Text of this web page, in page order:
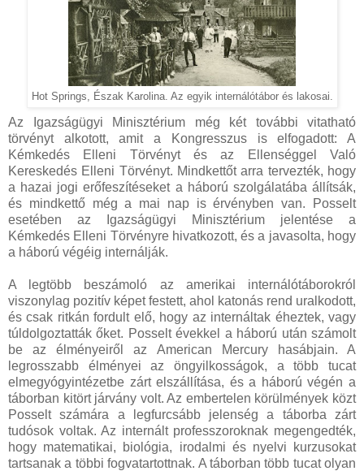
Hot Springs, Észak Karolina. Az egyik internálótábor és lakosai.
Az Igazságügyi Minisztérium még két további vitatható
törvényt alkotott, amit a Kongresszus is elfogadott: A
Kémkedés Elleni Törvényt és az Ellenséggel Való
Kereskedés Elleni Törvényt. Mindkettőt arra tervezték, hogy
a hazai jogi erőfeszítéseket a háború szolgálatába állítsák,
és mindkettő még a mai nap is érvényben van. Posselt
esetében az Igazságügyi Minisztérium jelentése a
Kémkedés Elleni Törvényre hivatkozott, és a javasolta, hogy
a háború végéig internálják.
A legtöbb beszámoló az amerikai internálótáborokról
viszonylag pozitív képet festett, ahol katonás rend uralkodott,
és csak ritkán fordult elő, hogy az internáltak éheztek, vagy
túldolgoztatták őket. Posselt évekkel a háború után számolt
be az élményeiről az American Mercury hasábjain. A
legrosszabb élményei az öngyilkosságok, a több tucat
elmegyógyintézetbe zárt elszállítása, és a háború végén a
táborban kitört járvány volt. Az embertelen körülmények közt
Posselt számára a legfurcsább jelenség a táborba zárt
tudósok voltak. Az internált professzoroknak megengedték,
hogy matematikai, biológia, irodalmi és nyelvi kurzusokat
tartsanak a többi fogvatartottnak. A táborban több tucat olyan